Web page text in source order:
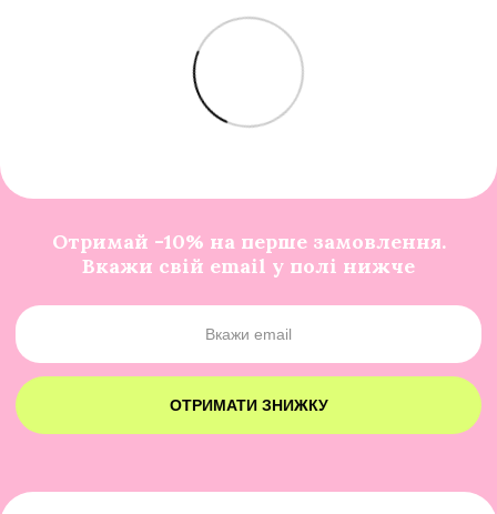
Отримай -10% на перше замовлення.
Вкажи свій email у полі нижче
ОТРИМАТИ ЗНИЖКУ